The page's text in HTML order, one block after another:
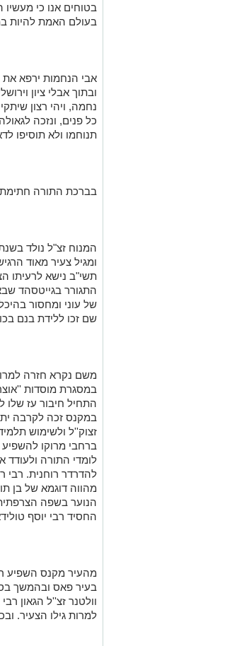
בטוחים אנו כי מעשיו
בעולם האמת להיות
אבי הנחמות ירפא את
ובתוך אבלי ציון
נחמה, ויהי רצון
כל פנים, ונזכה
תנוחמו ולא תוסיפו
בברכת התורה חתימת
המנוח זצ"ל נולד
ומגיל צעיר מאוד
תשי"ב נישא לרעיתו
התגורר בגייטסהד
של עוני ומחסור
שם זכו ללידת בנם
משם נקרא חזרה
במסגרת מוסדות
התחיל חיבור עז שלו
במקנס זכה לקרבה
זצוק''ל ולשימוש
ברחבי מרוקו
לומדי התורה
להדרדר רוחנית. רבי
מהווה דוגמא של בן
הנוער בשפה
החסיד רבי יוסף
מהעיר מקנס השפיע
בעיר פאס ובהמשך
וולטנר זצ''ל הגאון
למרות גילו הצעיר.